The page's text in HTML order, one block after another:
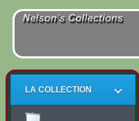
LA COLLECTION